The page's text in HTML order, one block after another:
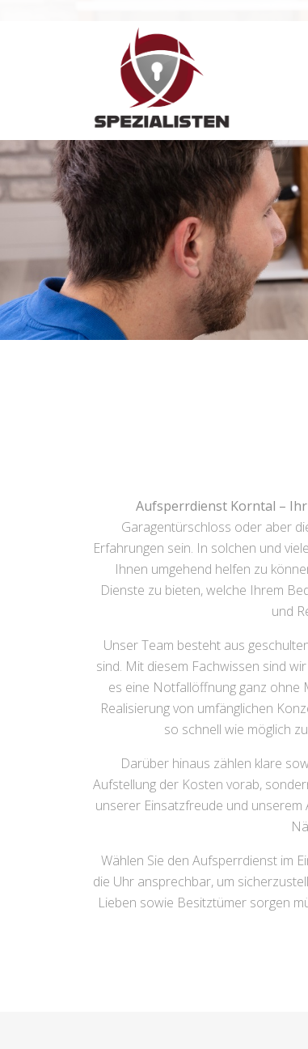
Hauptnavigation
Aufsperrdienst Korntal –
Garagentürschloss oder aber
Erfahrungen sein. In solchen und
Ihnen umgehend helfen zu
Dienste zu bieten, welche Ihrem
und
Unser Team besteht aus
sind. Mit diesem Fachwissen sind
es eine Notfallöffnung ganz ohne
Realisierung von umfänglichen
so schnell wie möglich
Darüber hinaus zählen klare
Aufstellung der Kosten vorab,
unserer Einsatzfreude und
Wählen Sie den Aufsperrdienst im
die Uhr ansprechbar, um
Lieben sowie Besitztümer sorgen